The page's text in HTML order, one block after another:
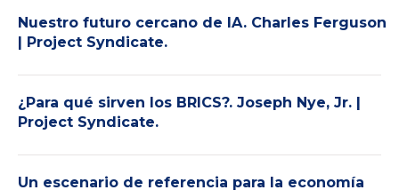
Nuestro futuro cercano de IA. Charles Ferguson
| Project Syndicate.
¿Para qué sirven los BRICS?. Joseph Nye, Jr. |
Project Syndicate.
Un escenario de referencia para la economía